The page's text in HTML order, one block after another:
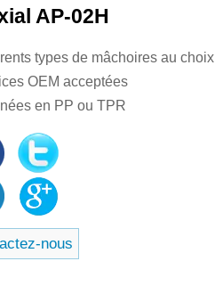
AP-02H
types de mâchoires au choix
OEM acceptées
en PP ou TPR
nous